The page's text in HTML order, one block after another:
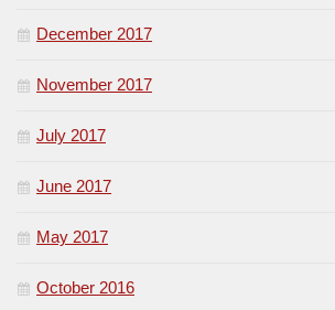
December 2017
November 2017
July 2017
June 2017
May 2017
October 2016